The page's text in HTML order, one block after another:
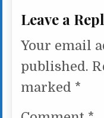
Leave a
Your email
published.
marked *